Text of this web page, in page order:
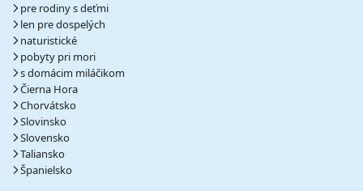
pre rodiny s deťmi
len pre dospelých
naturistické
pobyty pri mori
s domácim miláčikom
Čierna Hora
Chorvátsko
Slovinsko
Slovensko
Taliansko
Španielsko